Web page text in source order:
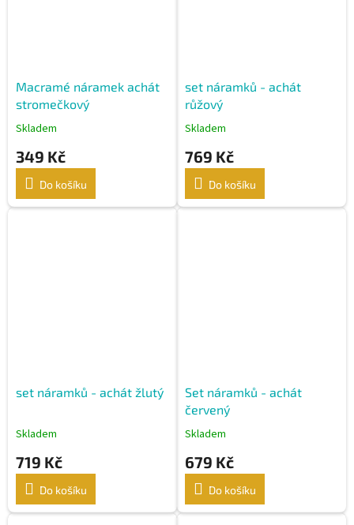
Macramé náramek achát
stromečkový
Skladem
349 Kč
Do košíku
set náramků - achát
růžový
Skladem
769 Kč
Do košíku
set náramků - achát žlutý
Skladem
719 Kč
Do košíku
Set náramků - achát
červený
Skladem
679 Kč
Do košíku